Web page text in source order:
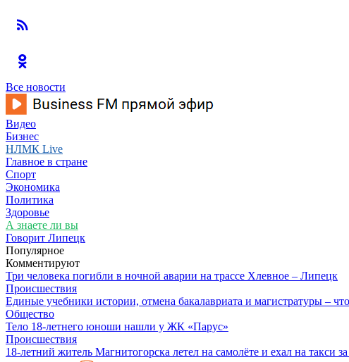
Все новости
Видео
Бизнес
НЛМК Live
Главное в стране
Спорт
Экономика
Политика
Здоровье
А знаете ли вы
Говорит Липецк
Популярное
Комментируют
Три человека погибли в ночной аварии на трассе Хлевное – Липецк
Происшествия
Единые учебники истории, отмена бакалавриата и магистратуры –
Общество
Тело 18-летнего юноши нашли у ЖК «Парус»
Происшествия
18-летний житель Магнитогорска летел на самолёте и ехал на такси